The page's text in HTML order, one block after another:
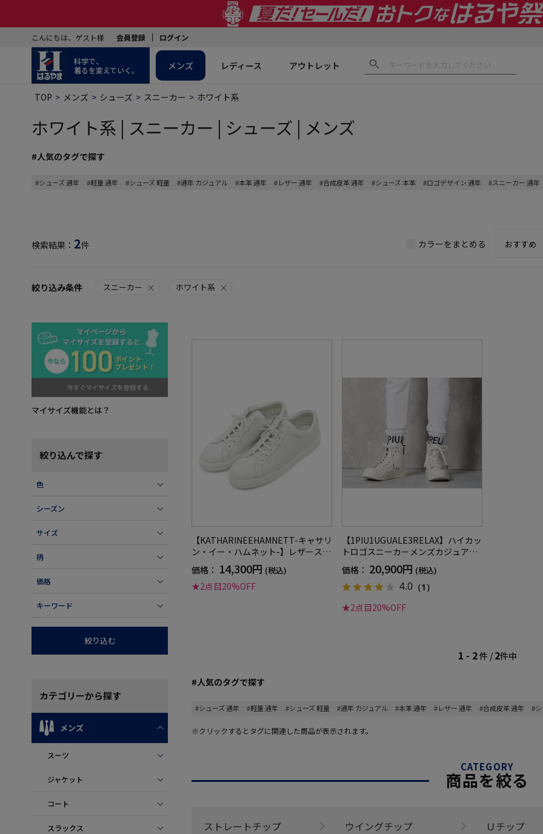
こんにちは、ゲスト様 会員登録 ログイン
科学で、
着るを変えていく。
メンズ レディース アウトレット
TOP メンズ シューズ スニーカー ホワイト系
ホワイト系 | スニーカー | シューズ | メンズ
#人気のタグで探す
#シューズ 通年 #軽量 通年 #シューズ 軽量 #通年 カジュアル #本革 通年 #レザー 通年 #合成皮革 通年 #シューズ 本革 #ロゴデザイン 通年 #スニーカー 通年
検索結果： 2件 カラーをまとめる
絞り込み条件 スニーカー ホワイト系
マイサイズ機能とは？
絞り込んで探す
色
シーズン
サイズ
柄
価格
キーワード
絞り込む
カテゴリーから探す
メンズ
スーツ
ジャケット
コート
スラックス
【KATHARINEEHAMNETT-キャサリ
ン・イー・ハムネット-】レザースニ
ーカーシークレットヒール本革軽量
シューズ通年
価格： 14,300円 (税込)
★2点目20%OFF
【1PIU1UGUALE3RELAX】ハイカッ
トロゴスニーカーメンズカジュアル
スニーカー通年（ウノピゥウノウグ
ァーレトレ）
価格： 20,900円 (税込)
4.0 （1）
★2点目20%OFF
1 - 2件 / 2件中
#人気のタグで探す
#シューズ 通年 #軽量 通年 #シューズ 軽量 #通年 カジュアル #本革 通年 #レザー 通年 #合成皮革 通年 #
※クリックするとタグに関連した商品が表示されます。
CATEGORY
商品を絞る
ストレートチップ ウイングチップ Ｕチップ